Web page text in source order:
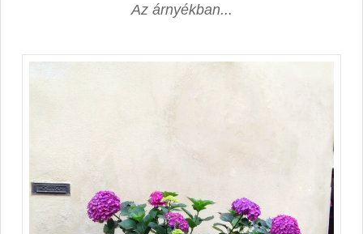
Az árnyékban...